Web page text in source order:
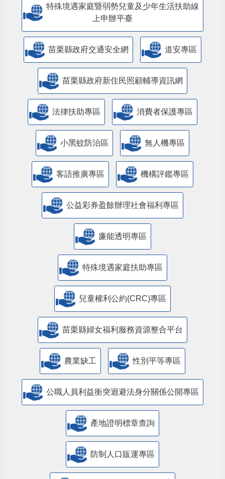
特殊境遇家庭暨弱勢兒童及少年生活扶助線
上申辦平臺
苗栗縣政府交通安全網 道安專區
苗栗縣政府新住民照顧輔導資訊網
法律扶助專區 消費者保護專區
小黑蚊防治區 無人機專區
客語推廣專區 機構評鑑專區
公益彩券盈餘辦理社會福利專區
廉能透明專區
特殊境遇家庭扶助專區
兒童權利公約(CRC)專區
苗栗縣婦女福利服務資源整合平台
農業缺工 性別平等專區
公職人員利益衝突迴避法身分關係公開專區
產地證明標章查詢
防制人口販運專區